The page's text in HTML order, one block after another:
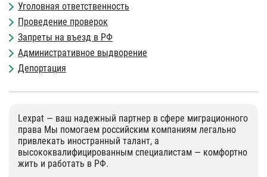
Уголовная ответственность
Проведение проверок
Запреты на въезд в РФ
Административное выдворение
Депортация
Lexpat — ваш надежный партнер в сфере миграционного
права Мы помогаем российским компаниям легально
привлекать иностранный талант, а
высококвалифицированным специалистам — комфортно
жить и работать в РФ.